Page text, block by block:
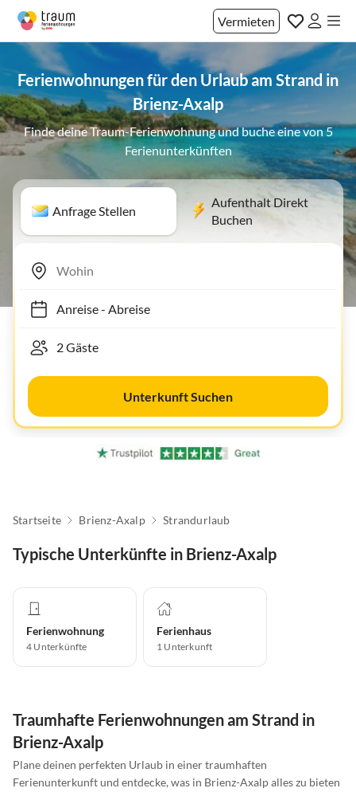
Vermieten
Ferienwohnungen für den Urlaub am Strand in
Brienz-Axalp
Finde deine Traum-Ferienwohnung und buche eine von 5
Ferienunterkünften
Anfrage Stellen
Aufenthalt Direkt
Buchen
Anreise- Abreise
Unterkunft Suchen
Startseite Brienz-Axalp Strandurlaub
Typische Unterkünfte in Brienz-Axalp
Ferienwohnung
4 Unterkünfte
Ferienhaus
1 Unterkunft
Traumhafte Ferienwohnungen am Strand in
Brienz-Axalp
Plane deinen perfekten Urlaub in einer traumhaften
Ferienunterkunft und entdecke, was in Brienz-Axalp alles zu bieten